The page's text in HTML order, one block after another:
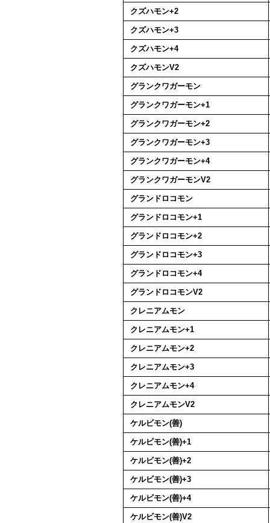
クズハモン+2
クズハモン+3
クズハモン+4
クズハモンV2
グランクワガーモン
グランクワガーモン+1
グランクワガーモン+2
グランクワガーモン+3
グランクワガーモン+4
グランクワガーモンV2
グランドロコモン
グランドロコモン+1
グランドロコモン+2
グランドロコモン+3
グランドロコモン+4
グランドロコモンV2
クレニアムモン
クレニアムモン+1
クレニアムモン+2
クレニアムモン+3
クレニアムモン+4
クレニアムモンV2
ケルビモン(善)
ケルビモン(善)+1
ケルビモン(善)+2
ケルビモン(善)+3
ケルビモン(善)+4
ケルビモン(善)V2